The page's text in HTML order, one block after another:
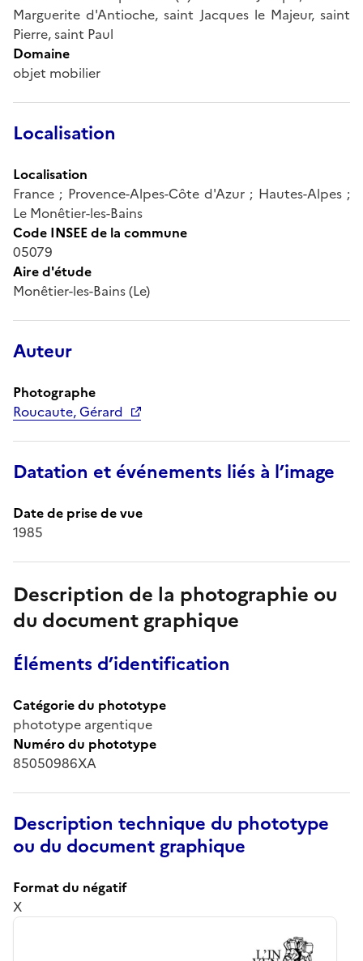
Marguerite d'Antioche, saint Jacques le Majeur, saint
Pierre, saint Paul
Domaine
objet mobilier
Localisation
Localisation
France ; Provence-Alpes-Côte d'Azur ; Hautes-Alpes ;
Le Monêtier-les-Bains
Code INSEE de la commune
05079
Aire d'étude
Monêtier-les-Bains (Le)
Auteur
Photographe
Roucaute, Gérard
Datation et événements liés à l’image
Date de prise de vue
1985
Description de la photographie ou
du document graphique
Éléments d’identification
Catégorie du phototype
phototype argentique
Numéro du phototype
85050986XA
Description technique du phototype
ou du document graphique
Format du négatif
X